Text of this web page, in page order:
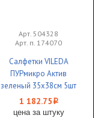
Арт. 504328
Арт. п. 174070
Салфетки VILEDA
ПУРмикро Актив
зеленый 35х38см 5шт
1/20
1 182.75 i
цена за штуку